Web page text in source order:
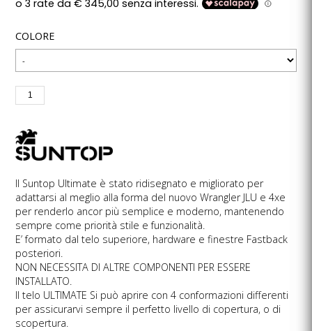
COLORE
Il Suntop Ultimate è stato ridisegnato e migliorato per
adattarsi al meglio alla forma del nuovo Wrangler JLU e 4xe
per renderlo ancor più semplice e moderno, mantenendo
sempre come priorità stile e funzionalità.
E’ formato dal telo superiore, hardware e finestre Fastback
posteriori.
NON NECESSITA DI ALTRE COMPONENTI PER ESSERE
INSTALLATO.
Il telo ULTIMATE Si può aprire con 4 conformazioni differenti
per assicurarvi sempre il perfetto livello di copertura, o di
scopertura.